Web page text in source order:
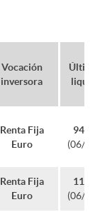
Vocación
inversora
Renta Fija
Euro
(06/
Renta Fija
Euro
(06/